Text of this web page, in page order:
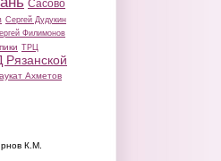
Сасово
Сергей Дудукин
Филимонов
ТРЦ
Ахметов
К.М.